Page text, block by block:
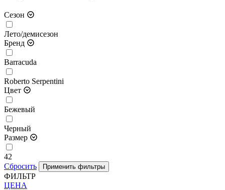
Сезон
Лето/демисезон
Бренд
Barracuda
Roberto Serpentini
Цвет
Бежевый
Черный
Размер
42
Сбросить
ФИЛЬТР
ЦЕНА